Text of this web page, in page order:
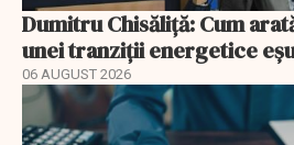
Dumitru Chisăliță: Cum
unei tranziții energetice
06 AUGUST 2026